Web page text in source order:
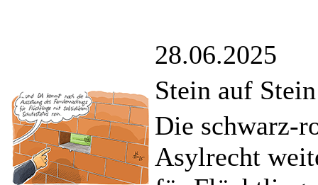
28.06.2025
Stein auf Stein
Die schwarz-
Asylrecht